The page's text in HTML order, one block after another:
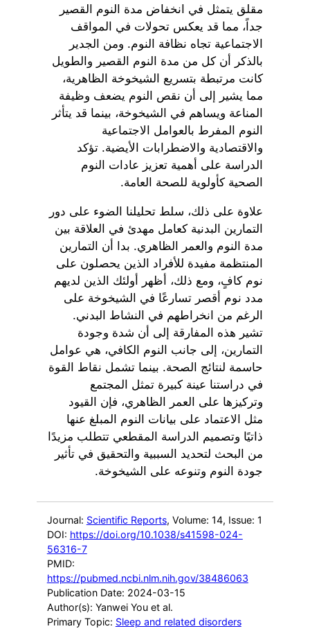
مقلق يتمثل في انخفاض مدة النوم القصير
جداً، مما قد يعكس تحولات في المواقف
الاجتماعية تجاه نظافة النوم. ومن الجدير
بالذكر أن كل من مدة النوم القصير والطويل
كانت مرتبطة بتسريع الشيخوخة الظاهرية،
مما يشير إلى أن نقص النوم يضعف وظيفة
المناعة ويساهم في الشيخوخة، بينما قد يتأثر
النوم المفرط بالعوامل الاجتماعية
والاقتصادية والاضطرابات الأيضية. تؤكد
الدراسة على أهمية تعزيز عادات النوم
الصحية كأولوية للصحة العامة.
علاوة على ذلك، سلط تحليلنا الضوء على دور
التمارين البدنية كعامل مهدئ في العلاقة بين
مدة النوم والعمر الظاهري. بدا أن التمارين
المنتظمة مفيدة للأفراد الذين يحصلون على
نوم كافٍ، ومع ذلك، أظهر أولئك الذين لديهم
مدد نوم أقصر تسارعًا في الشيخوخة على
الرغم من انخراطهم في النشاط البدني.
تشير هذه المفارقة إلى أن شدة وجودة
التمارين، إلى جانب النوم الكافي، هي عوامل
حاسمة لنتائج الصحة. بينما تشمل نقاط القوة
في دراستنا عينة كبيرة تمثل المجتمع
وتركيزها على العمر الظاهري، فإن القيود
مثل الاعتماد على بيانات النوم المبلغ عنها
ذاتيًا وتصميم الدراسة المقطعي تتطلب مزيدًا
من البحث لتحديد السببية والتحقيق في تأثير
جودة النوم وتنوعه على الشيخوخة.
Journal: Scientific Reports, Volume: 14, Issue: 1
DOI: https://doi.org/10.1038/s41598-024-
56316-7
PMID:
https://pubmed.ncbi.nlm.nih.gov/38486063
Publication Date: 2024-03-15
Author(s): Yanwei You et al.
Primary Topic: Sleep and related disorders